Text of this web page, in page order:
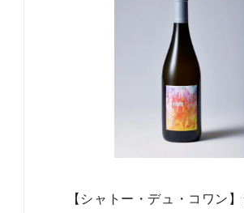
【シャトー・デュ・コワン